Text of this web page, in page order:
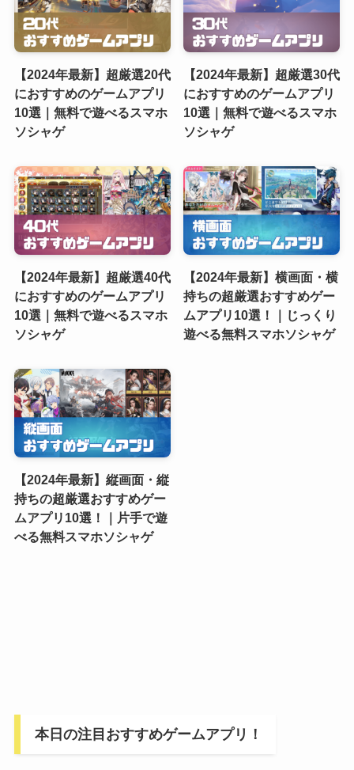
【2024年最新】超厳選20代
におすすめのゲームアプリ
10選｜無料で遊べるスマホ
ソシャゲ
【2024年最新】超厳選30代
におすすめのゲームアプリ
10選｜無料で遊べるスマホ
ソシャゲ
【2024年最新】超厳選40代
におすすめのゲームアプリ
10選｜無料で遊べるスマホ
ソシャゲ
【2024年最新】横画面・横
持ちの超厳選おすすめゲー
ムアプリ10選！｜じっくり
遊べる無料スマホソシャゲ
【2024年最新】縦画面・縦
持ちの超厳選おすすめゲー
ムアプリ10選！｜片手で遊
べる無料スマホソシャゲ
本日の注目おすすめゲームアプリ！